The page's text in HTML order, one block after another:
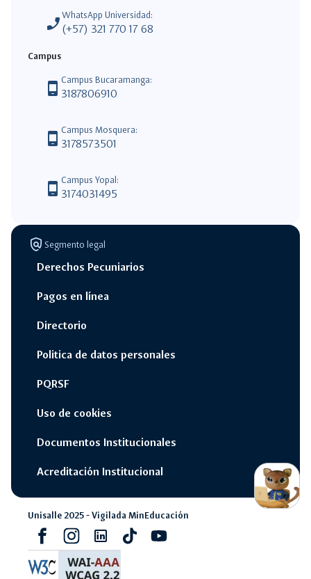
switch_access_shortcut Opciones Rápidas close
navigate_next Campus Unisalle Virtual
navigate_next
rápidas
phone_enabled WhatsApp Universidad:
(+57) 321 770 17 68
Campus
phone_android Campus Bucaramanga:
3187806910
phone_android Campus Mosquera:
3178573501
phone_android Campus Yopal:
3174031495
policy Segmento legal
Derechos Pecuniarios
Pagos en línea
Directorio
Politica de datos personales
PQRSF
Uso de cookies
Documentos Institucionales
Acreditación Institucional
Unisalle 2025 - Vigilada MinEducación
FacebookInstagramLinkedinTiktokyoutube